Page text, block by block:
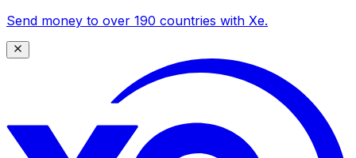
Send money to over 190 countries with Xe.